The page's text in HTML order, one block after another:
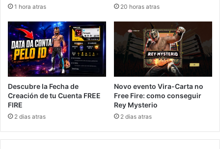
1 hora atras 20 horas atras
Descubre la Fecha de
Creación de tu Cuenta FREE
FIRE
2 dias atras
Novo evento Vira-Carta no
Free Fire: como conseguir
Rey Mysterio
2 dias atras